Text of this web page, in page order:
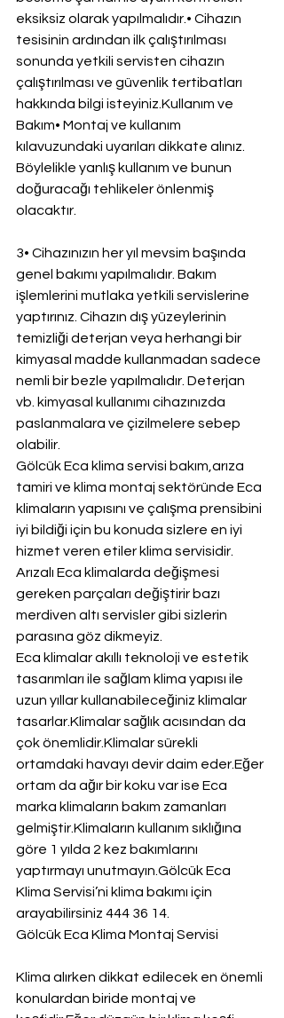
eksiksiz olarak yapılmalıdır.• Cihazın
tesisinin ardından ilk çalıştırılması
sonunda yetkili servisten cihazın
çalıştırılması ve güvenlik tertibatları
hakkında bilgi isteyiniz.Kullanım ve
Bakım• Montaj ve kullanım
kılavuzundaki uyarıları dikkate alınız.
Böylelikle yanlış kullanım ve bunun
doğuracağı tehlikeler önlenmiş
olacaktır.
3• Cihazınızın her yıl mevsim başında
genel bakımı yapılmalıdır. Bakım
işlemlerini mutlaka yetkili servislerine
yaptırınız. Cihazın dış yüzeylerinin
temizliği deterjan veya herhangi bir
kimyasal madde kullanmadan sadece
nemli bir bezle yapılmalıdır. Deterjan
vb. kimyasal kullanımı cihazınızda
paslanmalara ve çizilmelere sebep
olabilir.
Gölcük Eca klima servisi bakım,arıza
tamiri ve klima montaj sektöründe Eca
klimaların yapısını ve çalışma prensibini
iyi bildiği için bu konuda sizlere en iyi
hizmet veren etiler klima servisidir.
Arızalı Eca klimalarda değişmesi
gereken parçaları değiştirir bazı
merdiven altı servisler gibi sizlerin
parasına göz dikmeyiz.
Eca klimalar akıllı teknoloji ve estetik
tasarımları ile sağlam klima yapısı ile
uzun yıllar kullanabileceğiniz klimalar
tasarlar.Klimalar sağlık acısından da
çok önemlidir.Klimalar sürekli
ortamdaki havayı devir daim eder.Eğer
ortam da ağır bir koku var ise Eca
marka klimaların bakım zamanları
gelmiştir.Klimaların kullanım sıklığına
göre 1 yılda 2 kez bakımlarını
yaptırmayı unutmayın.Gölcük Eca
Klima Servisi’ni klima bakımı için
arayabilirsiniz 444 36 14.
Gölcük Eca Klima Montaj Servisi
Klima alırken dikkat edilecek en önemli
konulardan biride montaj ve